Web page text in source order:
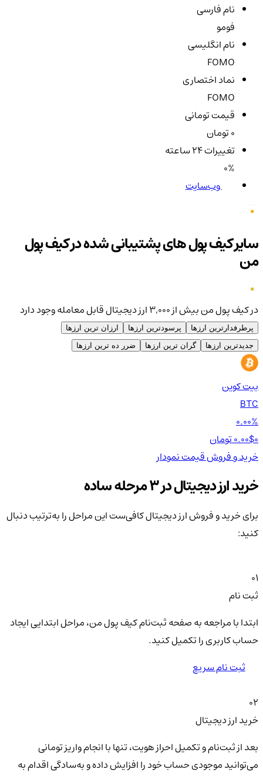
نام فارسی
فومو
نام انگلیسی
FOMO
نماد اختصاری
FOMO
قیمت تومانی
تغییرات ۲۴ ساعته
0%
وب‌سایت
سایر کیف پول های پشتیبانی شده در کیف پول
من
در کیف پول من بیش از ۳,۰۰۰ ارز دیجیتال قابل معامله وجود دارد
پرطرفدارترین ارزها پرسودترین ارزها
ارزان ترین ارزها
جدیدترین ارزها
گران ترین ارزها ضرر ده ترین ارزها
بیت کوین
BTC
0.00%
0.00$
خرید و فروشقیمتنمودار
خرید ارز دیجیتال در 3 مرحله ساده
برای خرید و فروش ارز دیجیتال کافی‌ست این مراحل را به‌ترتیب دنبال
کنید:
01
ثبت نام
ابتدا با مراجعه به صفحه ثبت‌نام کیف‌ پول من، مراحل ابتدایی ایجاد
حساب کاربری را تکمیل کنید.
ثبت نام سریع
02
خرید ارز دیجیتال
بعد از ثبت‌نام و تکمیل احراز هویت، تنها با انجام واریز تومانی
می‌توانید موجودی حساب خود را افزایش داده و به‌سادگی اقدام به